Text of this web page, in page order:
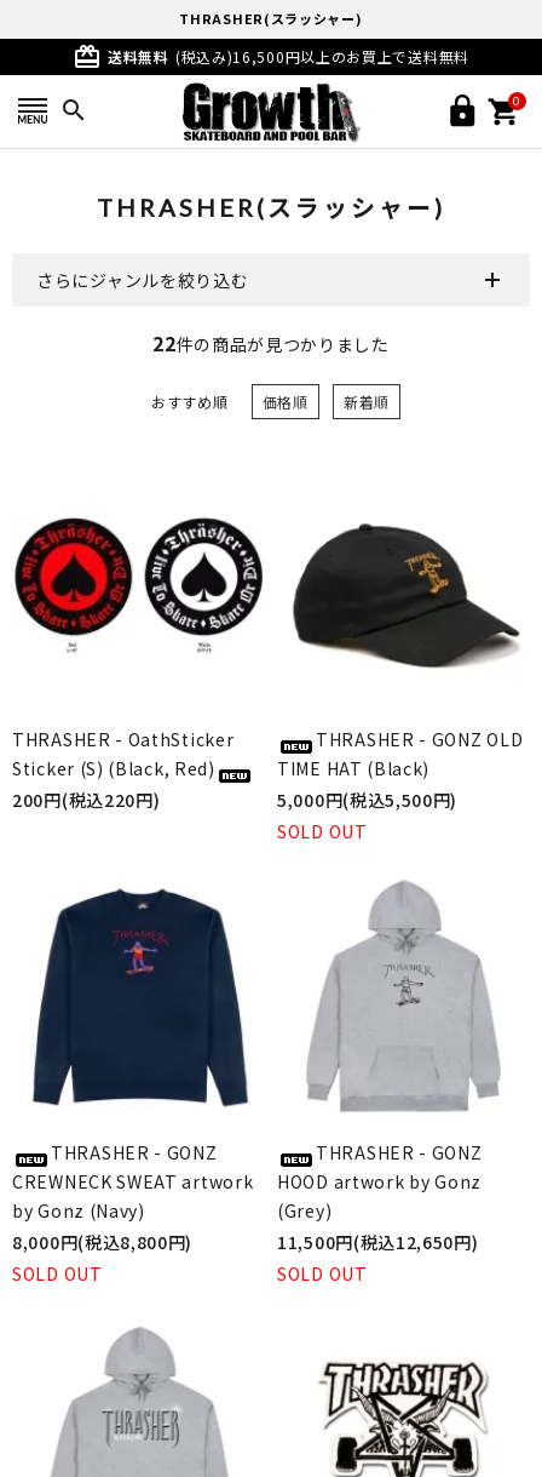
THRASHER(スラッシャー)
card_giftcard 送料無料 (税込み)16,500円以上のお買上で送料無料
search 0
THRASHER(スラッシャー)
さらにジャンルを絞り込む
22件の商品が見つかりました
おすすめ順 価格順 新着順
THRASHER - OathSticker
Sticker (S) (Black, Red)
200円(税込220円)
THRASHER - GONZ OLD
TIME HAT (Black)
5,000円(税込5,500円)
SOLD OUT
THRASHER - GONZ
CREWNECK SWEAT artwork
by Gonz (Navy)
8,000円(税込8,800円)
SOLD OUT
THRASHER - GONZ
HOOD artwork by Gonz
(Grey)
11,500円(税込12,650円)
SOLD OUT